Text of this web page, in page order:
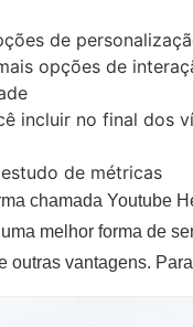
de
opções de
incluir no final dos
de métricas
chamada Youtube
melhor forma de
vantagens.